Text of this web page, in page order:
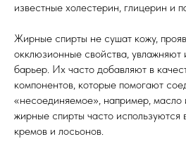
известные холестерин, глицерин и
Жирные спирты не сушат кожу,
окклюзионные свойства, увлажняют
барьер. Их часто добавляют в
компонентов, которые помогают
«несоединяемое», например, масло
жирные спирты часто используются
кремов и лосьонов.